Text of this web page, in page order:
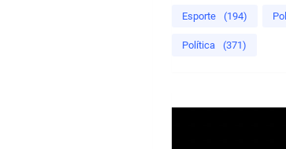
Esporte (194)
Política (371)